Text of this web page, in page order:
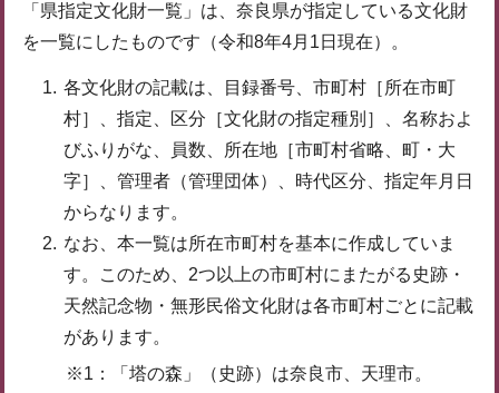
「県指定文化財一覧」は、奈良県が指定している文化財
を一覧にしたものです（令和8年4月1日現在）。
各文化財の記載は、目録番号、市町村［所在市町
村］、指定、区分［文化財の指定種別］、名称およ
びふりがな、員数、所在地［市町村省略、町・大
字］、管理者（管理団体）、時代区分、指定年月日
からなります。
なお、本一覧は所在市町村を基本に作成していま
す。このため、2つ以上の市町村にまたがる史跡・
天然記念物・無形民俗文化財は各市町村ごとに記載
があります。
※1：「塔の森」（史跡）は奈良市、天理市。